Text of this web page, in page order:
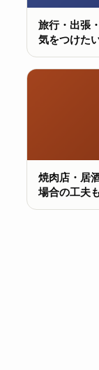
旅行・出張
気をつけた
焼肉店・居
場合の工夫